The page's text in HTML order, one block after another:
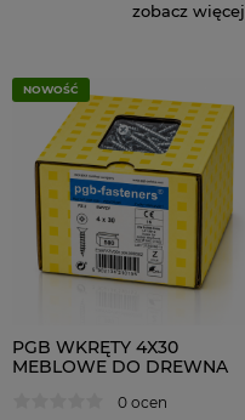
zobacz więcej
PGB WKRĘTY 4X30
MEBLOWE DO DREWNA
0 ocen
NOWOŚĆ